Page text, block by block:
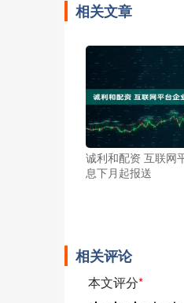
相关文章
诚利和配资 互联网
息下月起报送
相关评论
本文评分*